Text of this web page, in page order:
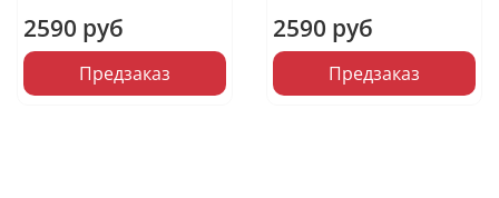
2590 руб
Предзаказ
2590 руб
Предзаказ